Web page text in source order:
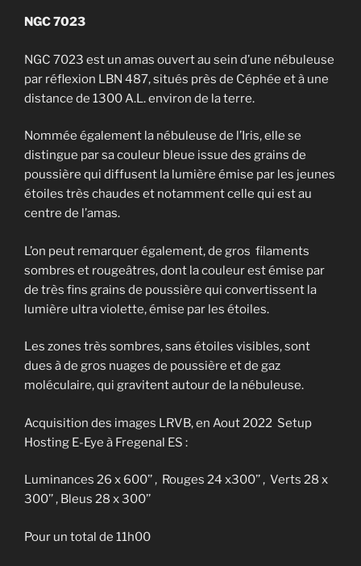
NGC 7023
NGC 7023 est un amas ouvert au sein d’une nébuleuse
par réflexion LBN 487, situés près de Céphée et à une
distance de 1300 A.L. environ de la terre.
Nommée également la nébuleuse de l’Iris, elle se
distingue par sa couleur bleue issue des grains de
poussière qui diffusent la lumière émise par les jeunes
étoiles très chaudes et notamment celle qui est au
centre de l’amas.
L’on peut remarquer également, de gros filaments
sombres et rougeâtres, dont la couleur est émise par
de très fins grains de poussière qui convertissent la
lumière ultra violette, émise par les étoiles.
Les zones très sombres, sans étoiles visibles, sont
dues à de gros nuages de poussière et de gaz
moléculaire, qui gravitent autour de la nébuleuse.
Acquisition des images LRVB, en Aout 2022 Setup
Hosting E-Eye à Fregenal ES :
Luminances 26 x 600’’ , Rouges 24 x300’’ , Verts 28 x
300’’ , Bleus 28 x 300’’
Pour un total de 11h00